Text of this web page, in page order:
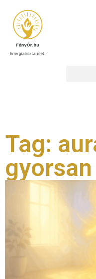
Tag:
gyorsan